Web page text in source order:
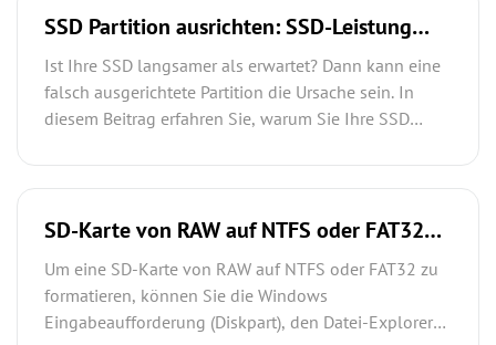
Neuinstallation auf den neuen Computer übertragen
SSD Partition ausrichten: SSD-Leistung
steigern und Lebensdauer verlängern
(Windows 11/10/8/7)
Ist Ihre SSD langsamer als erwartet? Dann kann eine
falsch ausgerichtete Partition die Ursache sein. In
diesem Beitrag erfahren Sie, warum Sie Ihre SSD
prüfen und wie Sie mit AOMEI Partitionssoftware Ihre
SD-Karte von RAW auf NTFS oder FAT32
formatieren – 3 schnelle Lösungen (2026
Anleitung)
Um eine SD-Karte von RAW auf NTFS oder FAT32 zu
formatieren, können Sie die Windows
Eingabeaufforderung (Diskpart), den Datei-Explorer